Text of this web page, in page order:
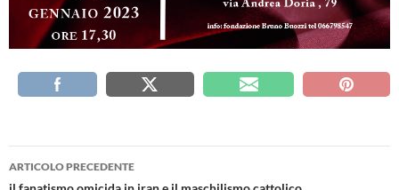
Navigazione
ARTICOLO PRECEDENTE